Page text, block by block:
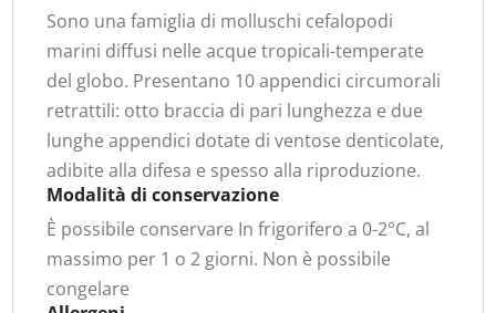
Sono una famiglia di molluschi cefalopodi
marini diffusi nelle acque tropicali-temperate
del globo. Presentano 10 appendici circumorali
retrattili: otto braccia di pari lunghezza e due
lunghe appendici dotate di ventose denticolate,
adibite alla difesa e spesso alla riproduzione.
Modalità di conservazione
È possibile conservare In frigorifero a 0-2°C, al
massimo per 1 o 2 giorni. Non è possibile
congelare